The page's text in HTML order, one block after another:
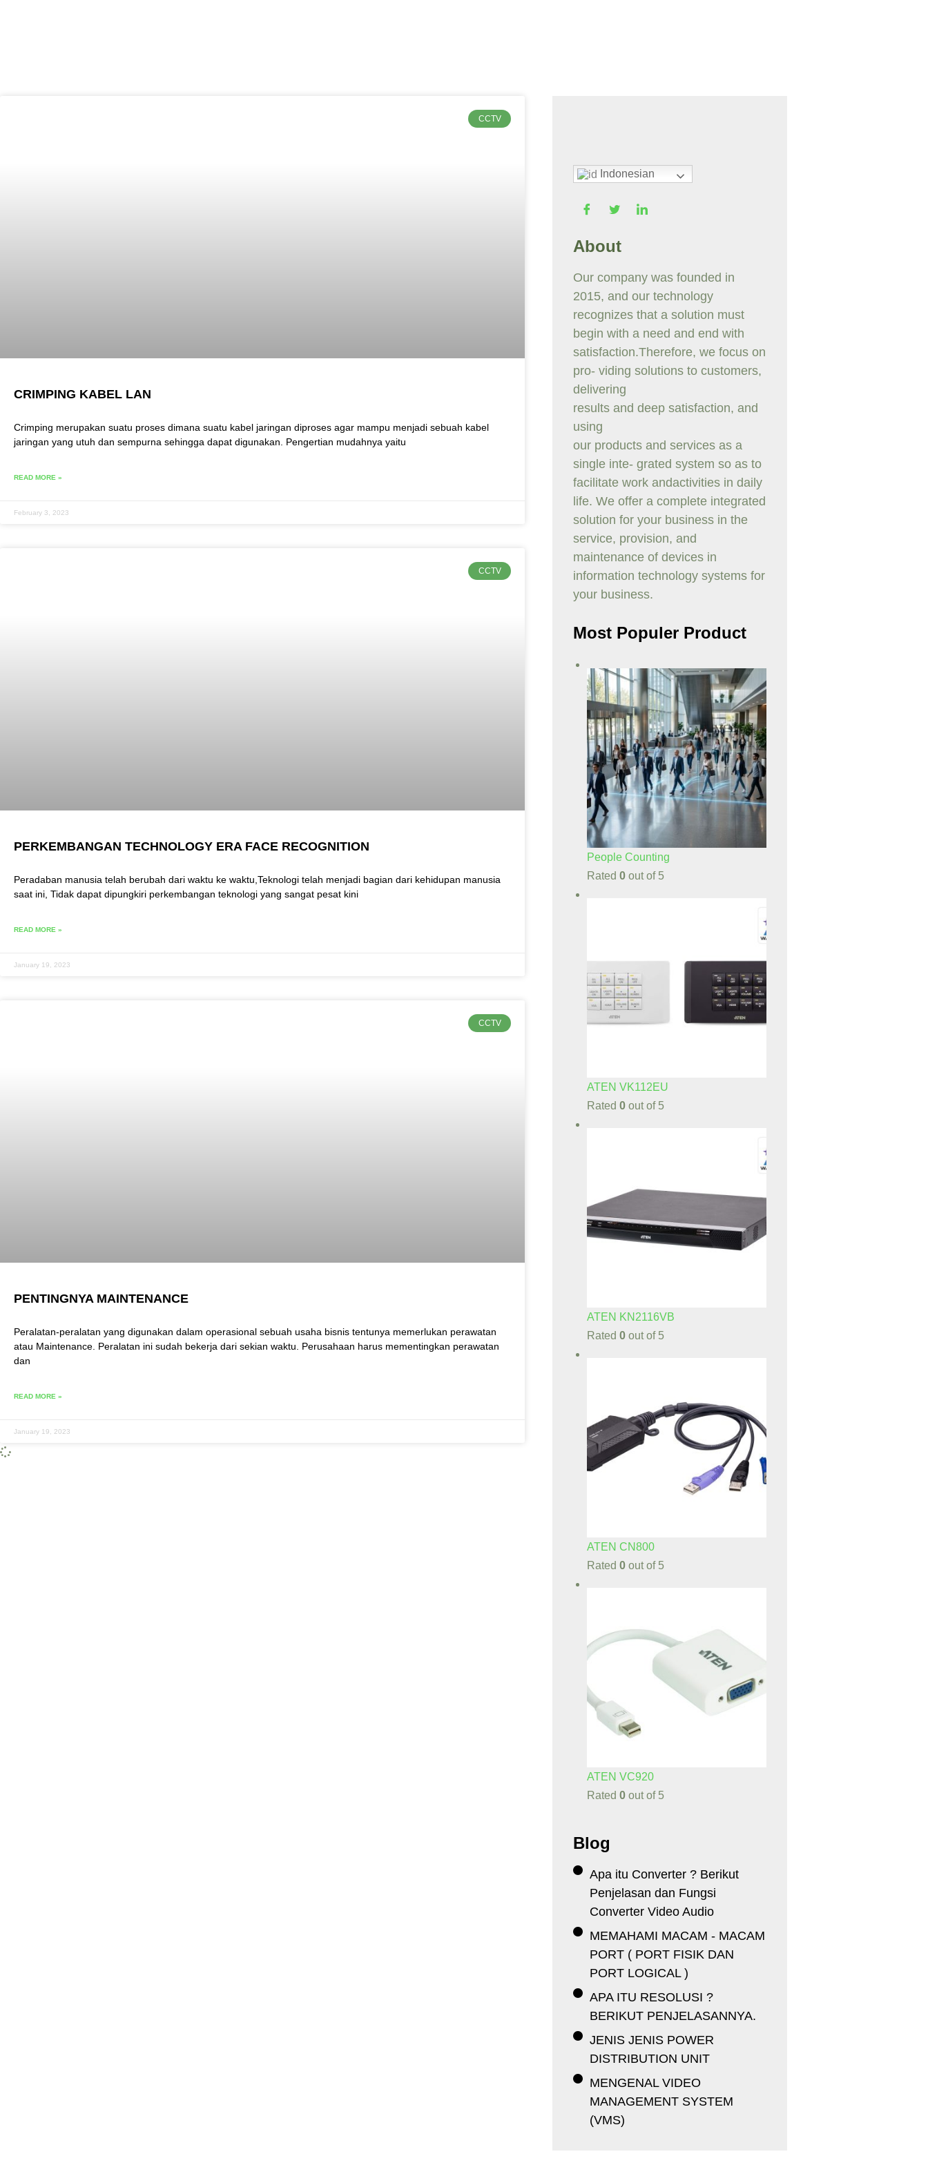
CCTV
CRIMPING KABEL LAN
Crimping merupakan suatu proses dimana suatu kabel jaringan diproses agar mampu menjadi sebuah kabel
jaringan yang utuh dan sempurna sehingga dapat digunakan. Pengertian mudahnya yaitu
READ MORE »
February 3, 2023
CCTV
PERKEMBANGAN TECHNOLOGY ERA FACE RECOGNITION
Peradaban manusia telah berubah dari waktu ke waktu,Teknologi telah menjadi bagian dari kehidupan manusia
saat ini, Tidak dapat dipungkiri perkembangan teknologi yang sangat pesat kini
READ MORE »
January 19, 2023
CCTV
PENTINGNYA MAINTENANCE
Peralatan-peralatan yang digunakan dalam operasional sebuah usaha bisnis tentunya memerlukan perawatan
atau Maintenance. Peralatan ini sudah bekerja dari sekian waktu. Perusahaan harus mementingkan perawatan
dan
READ MORE »
January 19, 2023
Indonesian
About
Our company was founded in
2015, and our technology
recognizes that a solution must
begin with a need and end with
satisfaction.Therefore, we focus on
pro- viding solutions to customers,
delivering
results and deep satisfaction, and
using
our products and services as a
single inte- grated system so as to
facilitate work andactivities in daily
life. We offer a complete integrated
solution for your business in the
service, provision, and
maintenance of devices in
information technology systems for
your business.
Most Populer Product
People Counting
Rated 0out of 5
ATEN VK112EU
Rated 0out of 5
ATEN KN2116VB
Rated 0out of 5
ATEN CN800
Rated 0out of 5
ATEN VC920
Rated 0out of 5
Blog
Apa itu Converter ? Berikut
Penjelasan dan Fungsi
Converter Video Audio
MEMAHAMI MACAM - MACAM
PORT ( PORT FISIK DAN
PORT LOGICAL )
APA ITU RESOLUSI ?
BERIKUT PENJELASANNYA.
JENIS JENIS POWER
DISTRIBUTION UNIT
MENGENAL VIDEO
MANAGEMENT SYSTEM
(VMS)